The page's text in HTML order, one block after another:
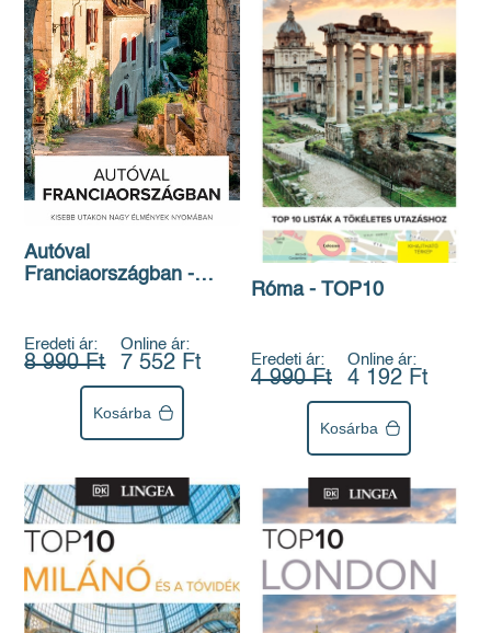
Autóval
Franciaországban -
Eredeti ár:
8 990 Ft
Online ár:
7 552 Ft
Kosárba
Róma - TOP10
Eredeti ár:
4 990 Ft
Online ár:
4 192 Ft
Kosárba